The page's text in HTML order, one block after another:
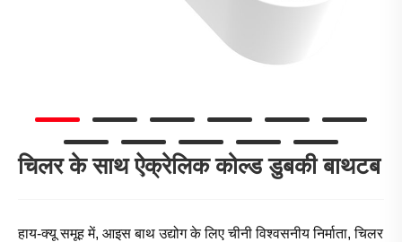
चिलर के साथ ऐक्रेलिक कोल्ड डुबकी बाथटब
हाय-क्यू समूह में, आइस बाथ उद्योग के लिए चीनी विश्वसनीय निर्माता, चिलर